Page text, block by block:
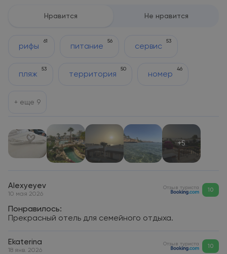
Нравится Не нравится
рифы
61
питание
56
сервис
53
пляж
53
территория
50
номер
46
+ еще 9
+5
Alexyeyev
10 мая 2026
Отзыв туриста 10
Понравилось:
Прекрасный отель для семейного отдыха.
Ekaterina
18 янв. 2026
Отзыв туриста 10